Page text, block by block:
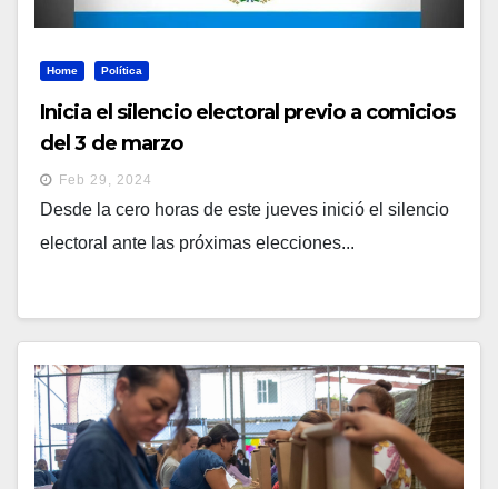
Home Política
Inicia el silencio electoral previo a comicios
del 3 de marzo
Feb 29, 2024
Desde la cero horas de este jueves inició el silencio
electoral ante las próximas elecciones...